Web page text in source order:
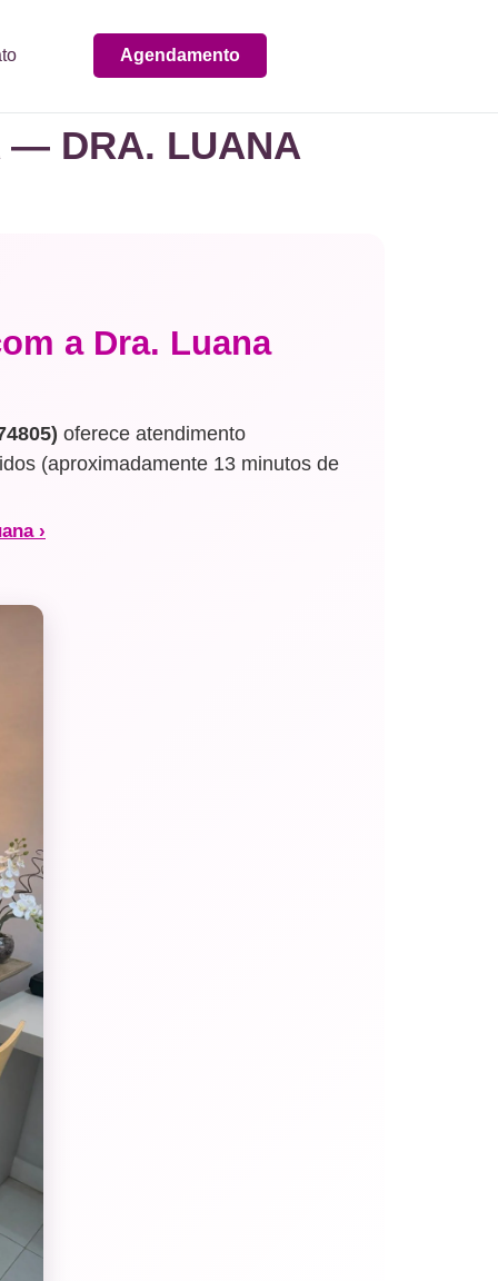
Agendamento
— DRA. LUANA
a Dra. Luana
oferece atendimento
(aproximadamente 13 minutos de
›